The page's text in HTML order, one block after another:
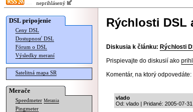
neprihlásený
DSL pripojenie
Ceny DSL
Dostupnosť DSL
Fórum o DSL
Výsledky meraní
Satelitná mapa SR
Merače
Speedmeter Merania
Pingmeter
Rýchlosti DSL
Diskusia k článku: Rýchlosti
Prispievajte do diskusií ako
Komentár, na ktorý odpovedáte:
vlado
Od: vlado | Pridané: 2005-07-